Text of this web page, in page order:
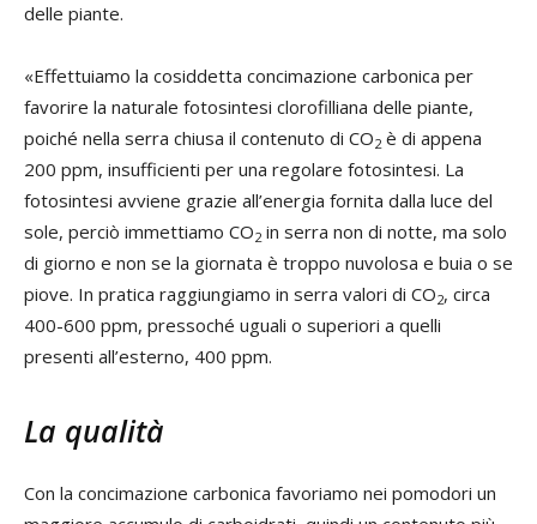
delle piante.
«Effettuiamo la cosiddetta concimazione carbonica per
favorire la naturale fotosintesi clorofilliana delle piante,
poiché nella serra chiusa il contenuto di CO2 è di appena
200 ppm, insufficienti per una regolare fotosintesi. La
fotosintesi avviene grazie all’energia fornita dalla luce del
sole, perciò immettiamo CO2 in serra non di notte, ma solo
di giorno e non se la giornata è troppo nuvolosa e buia o se
piove. In pratica raggiungiamo in serra valori di CO2, circa
400-600 ppm, pressoché uguali o superiori a quelli
presenti all’esterno, 400 ppm.
La qualità
Con la concimazione carbonica favoriamo nei pomodori un